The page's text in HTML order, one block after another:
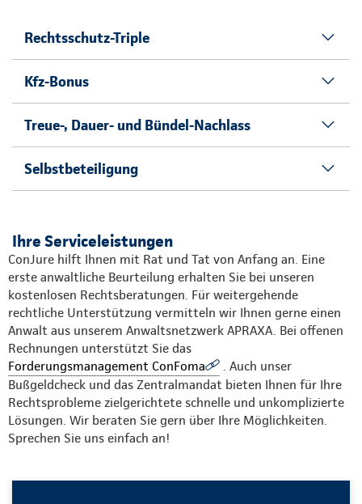
Rechtsschutz-Triple
Kfz-Bonus
Treue-, Dauer- und Bündel-Nachlass
Selbstbeteiligung
Ihre Serviceleistungen
ConJure hilft Ihnen mit Rat und Tat von Anfang an. Eine
erste anwaltliche Beurteilung erhalten Sie bei unseren
kostenlosen Rechtsberatungen. Für weitergehende
rechtliche Unterstützung vermitteln wir Ihnen gerne einen
Anwalt aus unserem Anwaltsnetzwerk APRAXA. Bei offenen
Rechnungen unterstützt Sie das
Forderungsmanagement ConFoma
. Auch unser
Bußgeldcheck und das Zentralmandat bieten Ihnen für Ihre
Rechtsprobleme zielgerichtete schnelle und unkomplizierte
Lösungen. Wir beraten Sie gern über Ihre Möglichkeiten.
Sprechen Sie uns einfach an!